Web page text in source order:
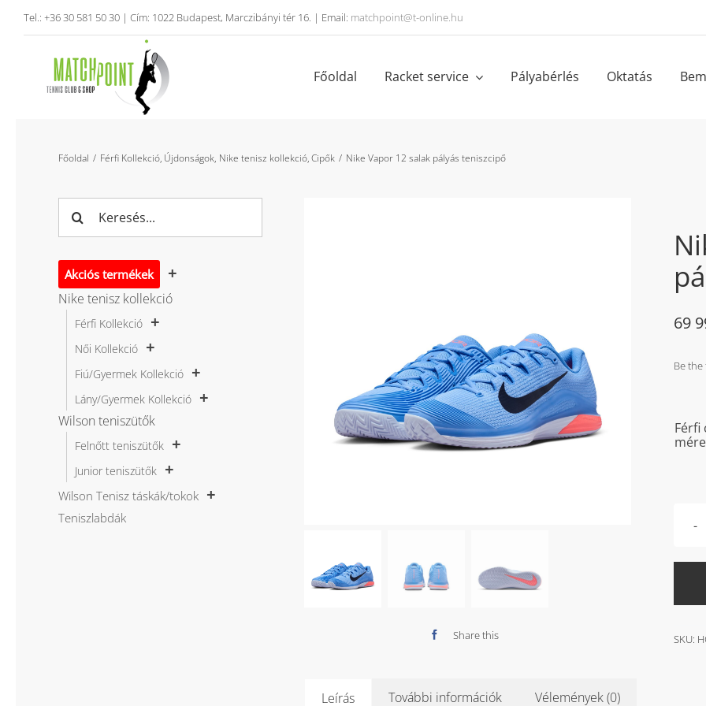
KihagyásTel.: +36 30 581 50 30 | Cím: 1022 Budapest, Marczibányi tér 16. | Email: matchpoint@t-online.hu
Főoldal Racket service Pályabérlés Oktatás
Főoldal Férfi Kollekció Újdonságok Nike tenisz kollekció Cipők Nike Vapor 12 salak pályás teniszcipő
Akciós termékek
Nike tenisz kollekció
Férfi Kollekció
Női Kollekció
Fiú/Gyermek Kollekció
Lány/Gyermek Kollekció
Wilson teniszütők
Felnőtt teniszütők
Junior teniszütők
Wilson Tenisz táskák/tokok
Teniszlabdák
Share this
69
Be the
Férfi
SKU:
Leírás További információk Vélemények (0)